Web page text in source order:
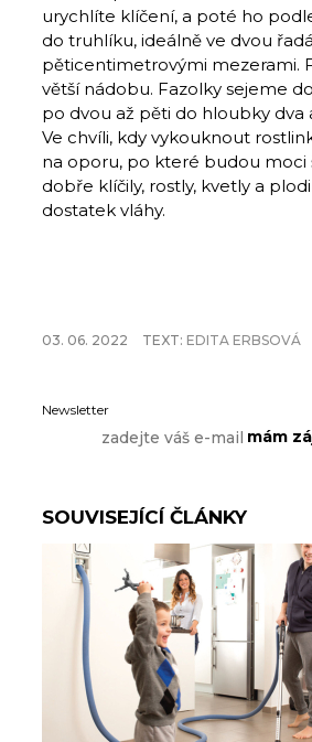
urychlíte klíčení, a poté ho
do truhlíku, ideálně ve dvou
pěticentimetrovými mezerami.
větší nádobu. Fazolky sejeme
po dvou až pěti do hloubky dva
Ve chvíli, kdy vykouknout
na oporu, po které budou moci
dobře klíčily, rostly, kvetly a
dostatek vláhy.
03. 06. 2022 TEXT: EDITA ERBSOVÁ
Newsletter
SOUVISEJÍCÍ ČLÁNKY